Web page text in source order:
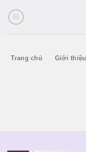
Trang chủ Giới thiệu